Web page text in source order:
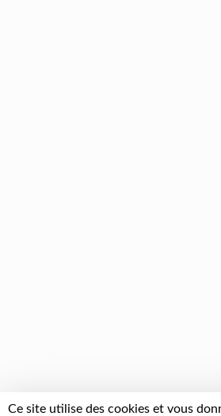
Ce site utilise des cookies et vous